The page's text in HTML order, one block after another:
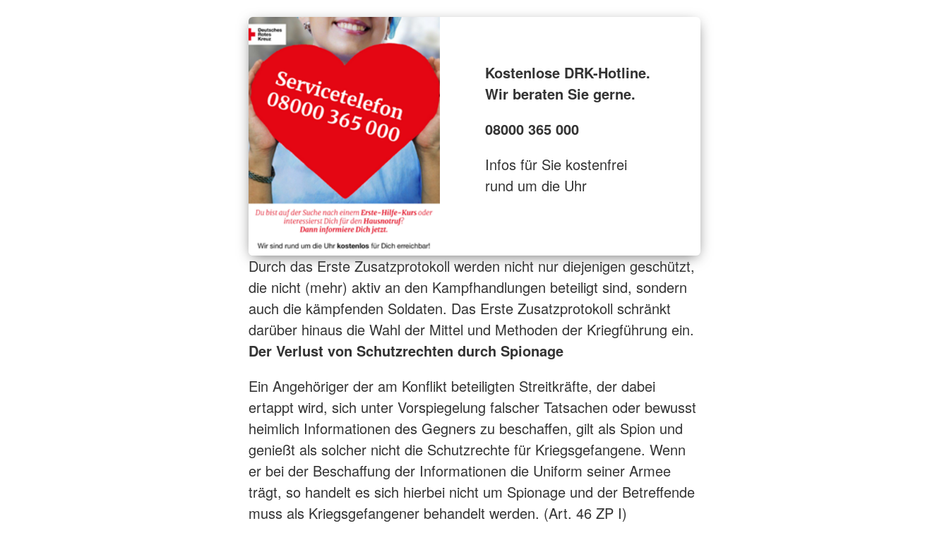
Kostenlose DRK-Hotline.
Wir beraten Sie gerne.
08000 365 000
Infos für Sie kostenfrei
rund um die Uhr
Durch das Erste Zusatzprotokoll werden nicht nur diejenigen geschützt,
die nicht (mehr) aktiv an den Kampfhandlungen beteiligt sind, sondern
auch die kämpfenden Soldaten. Das Erste Zusatzprotokoll schränkt
darüber hinaus die Wahl der Mittel und Methoden der Kriegführung ein.
Der Verlust von Schutzrechten durch Spionage
Ein Angehöriger der am Konflikt beteiligten Streitkräfte, der dabei
ertappt wird, sich unter Vorspiegelung falscher Tatsachen oder bewusst
heimlich Informationen des Gegners zu beschaffen, gilt als Spion und
genießt als solcher nicht die Schutzrechte für Kriegsgefangene. Wenn
er bei der Beschaffung der Informationen die Uniform seiner Armee
trägt, so handelt es sich hierbei nicht um Spionage und der Betreffende
muss als Kriegsgefangener behandelt werden. (Art. 46 ZP I)